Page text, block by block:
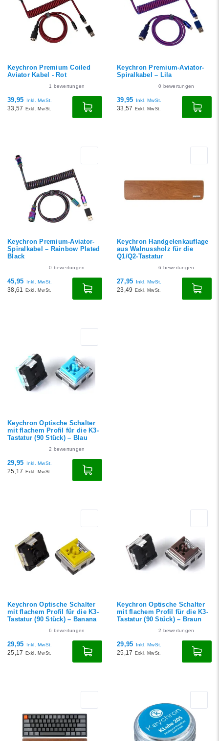
Keychron Premium Coiled
Aviator Kabel - Rot
1 bewertungen
39,95 Inkl. MwSt.
33,57 Exkl. MwSt.
Keychron Premium-Aviator-
Spiralkabel – Lila
0 bewertungen
39,95 Inkl. MwSt.
33,57 Exkl. MwSt.
Keychron Premium-Aviator-
Spiralkabel – Rainbow Plated
Black
0 bewertungen
45,95 Inkl. MwSt.
38,61 Exkl. MwSt.
Keychron Handgelenkauflage
aus Walnussholz für die
Q1/Q2-Tastatur
6 bewertungen
27,95 Inkl. MwSt.
23,49 Exkl. MwSt.
Keychron Optische Schalter
mit flachem Profil für die K3-
Tastatur (90 Stück) – Blau
2 bewertungen
29,95 Inkl. MwSt.
25,17 Exkl. MwSt.
Keychron Optische Schalter
mit flachem Profil für die K3-
Tastatur (90 Stück) – Banana
6 bewertungen
29,95 Inkl. MwSt.
25,17 Exkl. MwSt.
Keychron Optische Schalter
mit flachem Profil für die K3-
Tastatur (90 Stück) – Braun
2 bewertungen
29,95 Inkl. MwSt.
25,17 Exkl. MwSt.